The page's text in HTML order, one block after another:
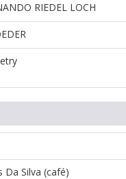
RIEDEL LOCH
Da Silva (café)